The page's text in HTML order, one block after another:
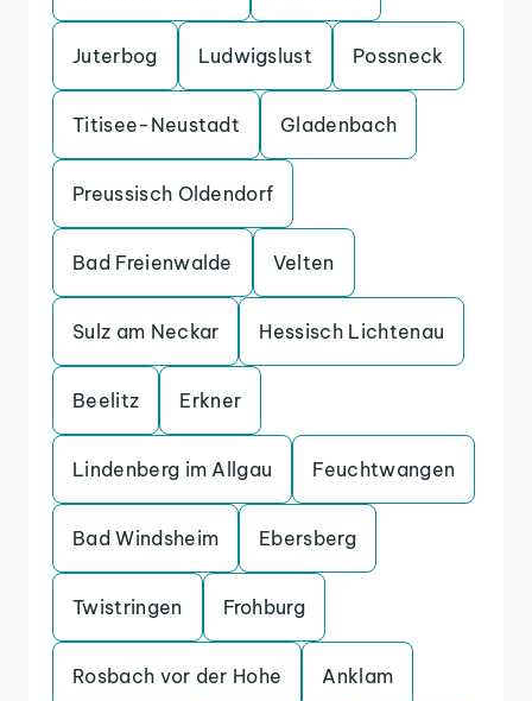
Juterbog Ludwigslust Possneck
Titisee-Neustadt Gladenbach
Preussisch Oldendorf
Bad Freienwalde Velten
Sulz am Neckar Hessisch Lichtenau
Beelitz Erkner
Lindenberg im Allgau Feuchtwangen
Bad Windsheim Ebersberg
Twistringen Frohburg
Rosbach vor der Hohe Anklam